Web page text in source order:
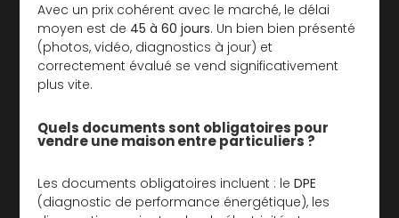
Avec un prix cohérent avec le marché, le délai
moyen est de 45 à 60 jours. Un bien bien présenté
(photos, vidéo, diagnostics à jour) et
correctement évalué se vend significativement
plus vite.
Quels documents sont obligatoires pour
vendre une maison entre particuliers ?
Les documents obligatoires incluent : leDPE
(diagnostic de performance énergétique), les